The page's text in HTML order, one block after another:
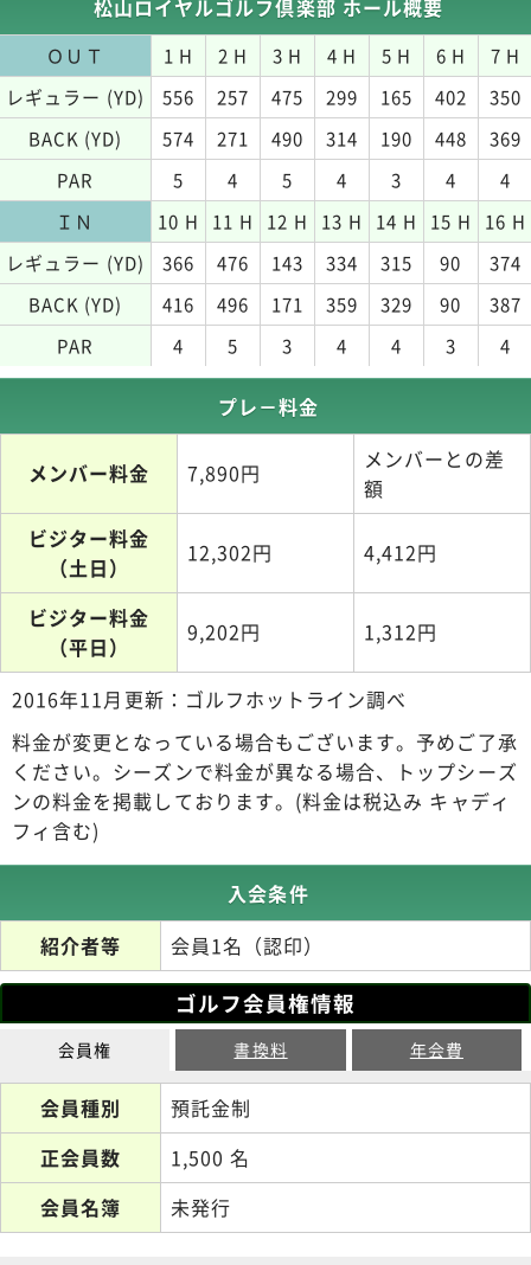
松山ロイヤルゴルフ倶楽部 ホール概要
ＯＵＴ 1 H 2 H 3 H 4 H 5 H 6 H
7 H
レギュラー (YD)
556 257 475 299 165 402
350
BACK (YD)
574 271 490 314 190 448
369
PAR
5 4 5 4 3 4
4
ＩＮ
10 H 11 H 12 H 13 H 14 H 15 H
16 H
レギュラー (YD)
366 476 143 334 315 90
374
BACK (YD)
416 496 171 359 329 90
387
PAR
4 5 3 4 4 3 4
プレ－料金
メンバー料金 7,890円
メンバーとの差
額
ビジター料金
（土日）
12,302円 4,412円
ビジター料金
（平日）
9,202円 1,312円
2016年11月更新：ゴルフホットライン調べ
料金が変更となっている場合もございます。予めご了承
ください。シーズンで料金が異なる場合、トップシーズ
ンの料金を掲載しております。(料金は税込み キャディ
フィ含む)
入会条件
紹介者等
会員1名（認印）
ゴルフ会員権情報
会員権 書換料 年会費
会員種別
預託金制
正会員数
1,500 名
会員名簿
未発行